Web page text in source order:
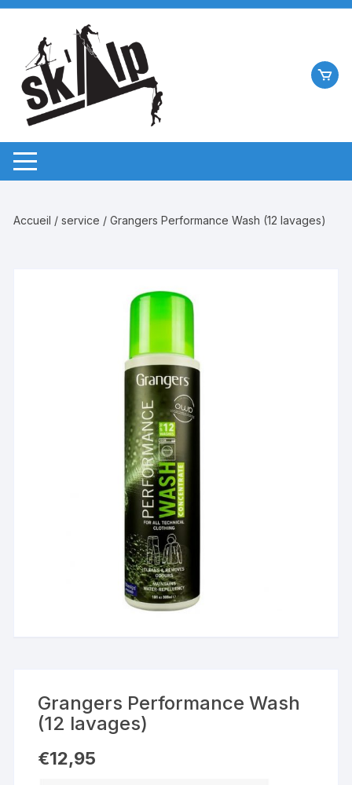
Aller
contenu
Accueil /service / Grangers Performance Wash (12 lavages)
Grangers Performance Wash
(12 lavages)
€12,95